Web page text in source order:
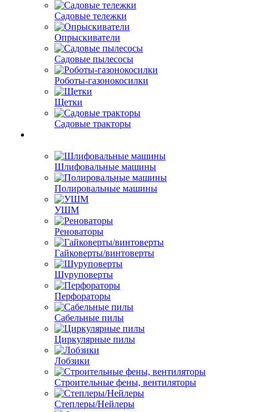
Садовые тележки
Опрыскиватели
Садовые пылесосы
Роботы-газонокосилки
Щетки
Садовые тракторы
Шлифовальные машины
Полировальные машины
УШМ
Реноваторы
Гайковерты/винтоверты
Шуруповерты
Перфораторы
Сабельные пилы
Циркулярные пилы
Лобзики
Строительные фены, вентиляторы
Степлеры/Нейлеры